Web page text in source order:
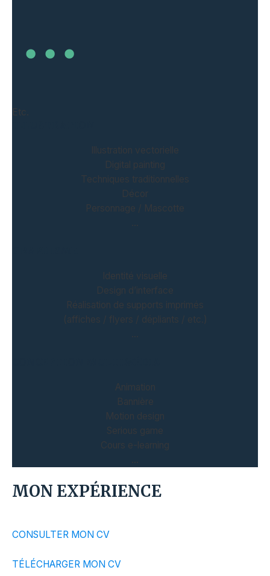
Etc.
Illustration vectorielle
Digital painting
Techniques traditionnelles
Décor
Personnage / Mascotte
Identité visuelle
Design d’interface
Réalisation de supports imprimés
(affiches / flyers / dépliants / etc.)
Animation
Bannière
Motion design
Serious game
Cours e-learning
MON EXPÉRIENCE
CONSULTER MON CV
TÉLÉCHARGER MON CV